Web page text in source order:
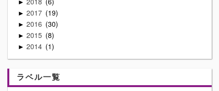
►
► 2017 19
► 2016 30
► 2015 8
► 2014 1
ラベル一覧